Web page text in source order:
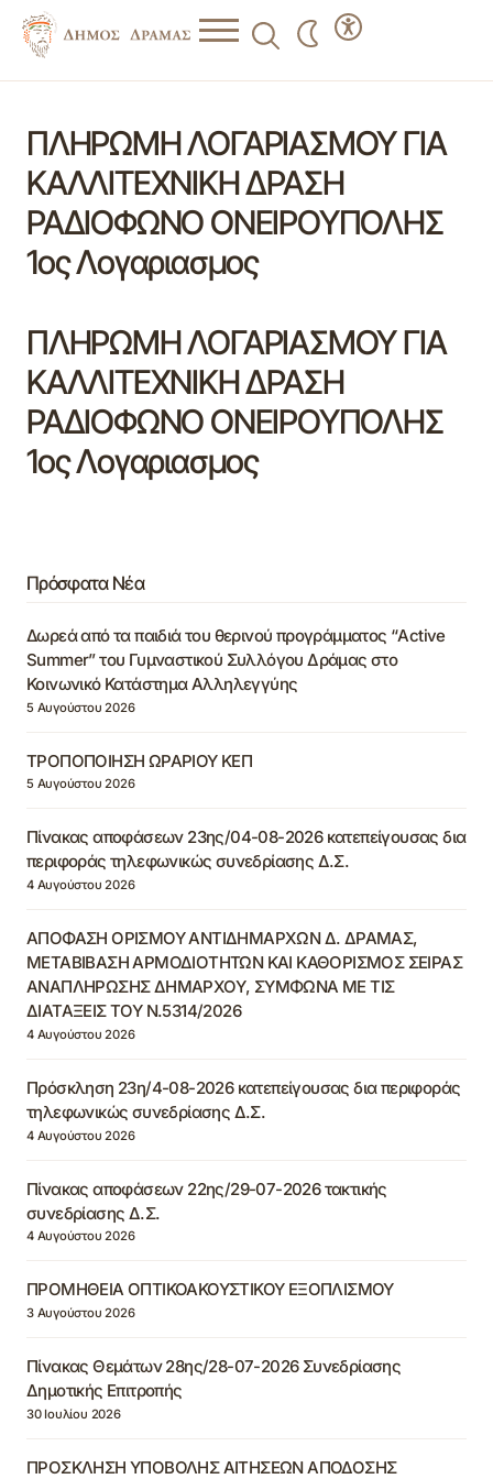
ΠΛΗΡΩΜΗ ΛΟΓΑΡΙΑΣΜΟΥ ΓΙΑ
ΚΑΛΛΙΤΕΧΝΙΚΗ ΔΡΑΣΗ
ΡΑΔΙΟΦΩΝΟ ΟΝΕΙΡΟΥΠΟΛΗΣ
1ος Λογαριασμος
ΠΛΗΡΩΜΗ ΛΟΓΑΡΙΑΣΜΟΥ ΓΙΑ
ΚΑΛΛΙΤΕΧΝΙΚΗ ΔΡΑΣΗ
ΡΑΔΙΟΦΩΝΟ ΟΝΕΙΡΟΥΠΟΛΗΣ
1ος Λογαριασμος
Πρόσφατα Νέα
Δωρεά από τα παιδιά του θερινού προγράμματος “Active
Summer” του Γυμναστικού Συλλόγου Δράμας στο
Κοινωνικό Κατάστημα Αλληλεγγύης
5 Αυγούστου 2026
ΤΡΟΠΟΠΟΙΗΣΗ ΩΡΑΡΙΟΥ ΚΕΠ
5 Αυγούστου 2026
Πίνακας αποφάσεων 23ης/04-08-2026 κατεπείγουσας δια
περιφοράς τηλεφωνικώς συνεδρίασης Δ.Σ.
4 Αυγούστου 2026
ΑΠΟΦΑΣΗ ΟΡΙΣΜΟΥ ΑΝΤΙΔΗΜΑΡΧΩΝ Δ. ΔΡΑΜΑΣ,
ΜΕΤΑΒΙΒΑΣΗ ΑΡΜΟΔΙΟΤΗΤΩΝ ΚΑΙ ΚΑΘΟΡΙΣΜΟΣ ΣΕΙΡΑΣ
ΑΝΑΠΛΗΡΩΣΗΣ ΔΗΜΑΡΧΟΥ, ΣΥΜΦΩΝΑ ΜΕ ΤΙΣ
ΔΙΑΤΑΞΕΙΣ ΤΟΥ Ν.5314/2026
4 Αυγούστου 2026
Πρόσκληση 23η/4-08-2026 κατεπείγουσας δια περιφοράς
τηλεφωνικώς συνεδρίασης Δ.Σ.
4 Αυγούστου 2026
Πίνακας αποφάσεων 22ης/29-07-2026 τακτικής
συνεδρίασης Δ.Σ.
4 Αυγούστου 2026
ΠΡΟΜΗΘΕΙΑ ΟΠΤΙΚΟΑΚΟΥΣΤΙΚΟΥ ΕΞΟΠΛΙΣΜΟΥ
3 Αυγούστου 2026
Πίνακας Θεμάτων 28ης/28-07-2026 Συνεδρίασης
Δημοτικής Επιτροπής
30 Ιουλίου 2026
ΠΡΟΣΚΛΗΣΗ ΥΠΟΒΟΛΗΣ ΑΙΤΗΣΕΩΝ ΑΠΟΔΟΣΗΣ